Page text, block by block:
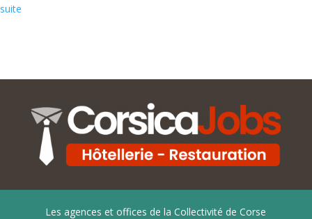
suite
Les agences et offices de la Collectivité de Corse